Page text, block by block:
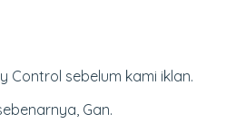
sebelum kami iklan.
Gan.